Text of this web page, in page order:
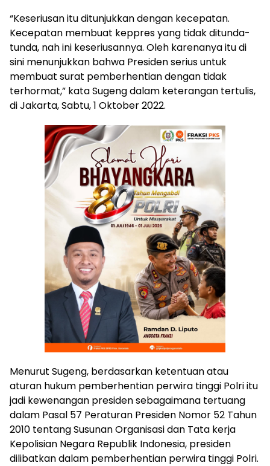
“Keseriusan itu ditunjukkan dengan kecepatan.
Kecepatan membuat keppres yang tidak ditunda-
tunda, nah ini keseriusannya. Oleh karenanya itu di
sini menunjukkan bahwa Presiden serius untuk
membuat surat pemberhentian dengan tidak
terhormat,” kata Sugeng dalam keterangan tertulis,
di Jakarta, Sabtu, 1 Oktober 2022.
Menurut Sugeng, berdasarkan ketentuan atau
aturan hukum pemberhentian perwira tinggi Polri itu
jadi kewenangan presiden sebagaimana tertuang
dalam Pasal 57 Peraturan Presiden Nomor 52 Tahun
2010 tentang Susunan Organisasi dan Tata kerja
Kepolisian Negara Republik Indonesia, presiden
dilibatkan dalam pemberhentian perwira tinggi Polri.